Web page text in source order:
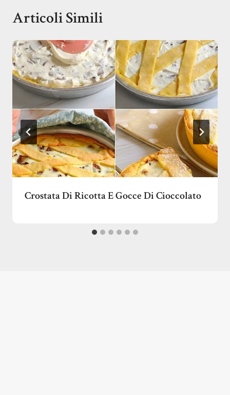
Articoli Simili
Crostata Di Ricotta E Gocce Di Cioccolato